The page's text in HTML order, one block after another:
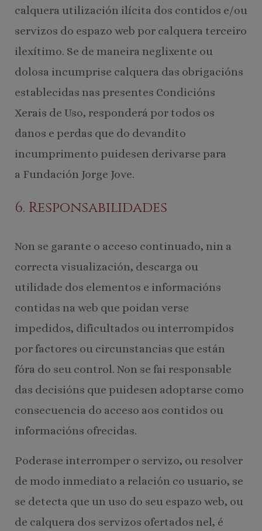
calquera utilización ilícita dos contidos e/ou
servizos do espazo web por calquera terceiro
ilexítimo. Se de maneira neglixente ou
dolosa incumprise calquera das obrigacións
establecidas nas presentes Condicións
Xerais de Uso, responderá por todos os
danos e perdas que do devandito
incumprimento puidesen derivarse para
a Fundación Jorge Jove.
6. Responsabilidades
Non se garante o acceso continuado, nin a
correcta visualización, descarga ou
utilidade dos elementos e informacións
contidas na web que poidan verse
impedidos, dificultados ou interrompidos
por factores ou circunstancias que están
fóra do seu control. Non se fai responsable
das decisións que puidesen adoptarse como
consecuencia do acceso aos contidos ou
informacións ofrecidas.
Poderase interromper o servizo, ou resolver
de modo inmediato a relación co usuario, se
se detecta que un uso do seu espazo web, ou
de calquera dos servizos ofertados nel, é